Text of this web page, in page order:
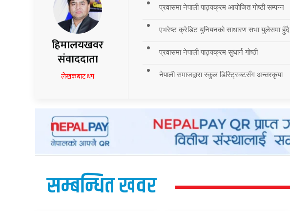
हिमालयखवर
संवाददाता
लेखकबाट थप
प्रवासमा नेपाली पाठ्यक्रम आयोजित गोष्ठी सम्पन्न
एभरेष्ट क्रेडिट युनियनको साधारण सभा युलेसमा हुँदै
प्रवासमा नेपाली पाठ्यक्रम सुधार्न गोष्ठी
नेपाली समाजद्वारा स्कुल डिस्ट्रिक्टसँग अन्तरकृया
सम्बन्धित खवर